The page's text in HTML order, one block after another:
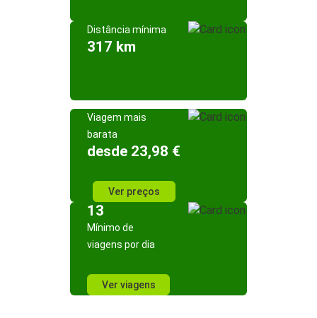
Distância mínima
317 km
Viagem mais
barata
desde 23,98 €
Ver preços
13
Mínimo de
viagens por dia
Ver viagens